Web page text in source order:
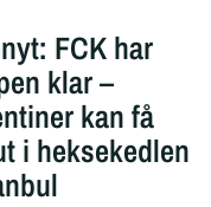
FCK har
klar –
kan få
i heksekedlen